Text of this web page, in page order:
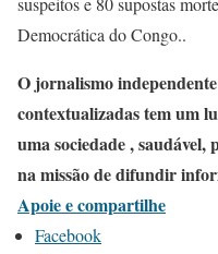
Democrática do Congo..
O jornalismo
contextualizadas tem um
uma sociedade , saudável,
na missão de difundir
Apoie e compartilhe
Facebook